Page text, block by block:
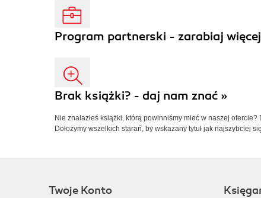
Program partnerski - zarabiaj
Brak książki? - daj nam znać »
Nie znalazłeś książki, którą powinniśmy mieć w naszej ofercie?
Dołożymy wszelkich starań, by wskazany tytuł jak najszybciej
Twoje Konto